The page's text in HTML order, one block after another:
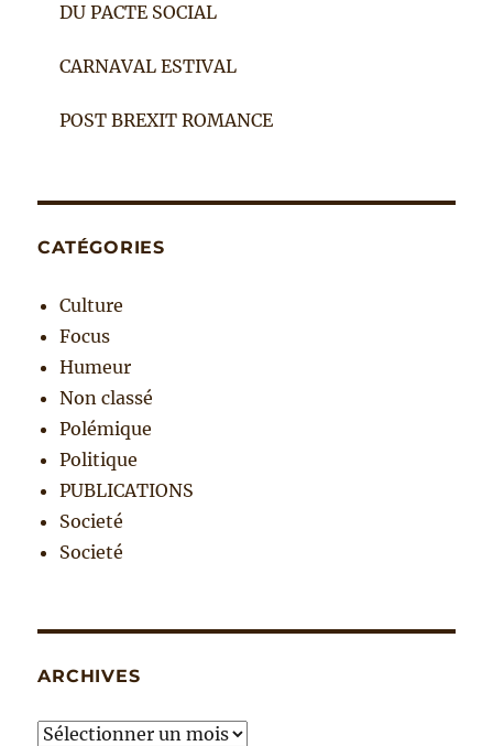
DU PACTE SOCIAL
CARNAVAL ESTIVAL
POST BREXIT ROMANCE
CATÉGORIES
Culture
Focus
Humeur
Non classé
Polémique
Politique
PUBLICATIONS
Societé
Societé
ARCHIVES
Archives